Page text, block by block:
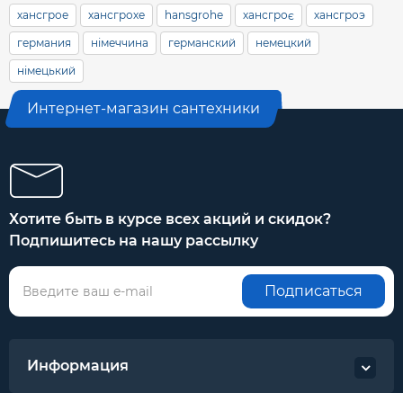
хансгрое хансгрохе hansgrohe хансгроє хансгроэ
германия німеччина германский немецкий
німецький
Интернет-магазин сантехники
Хотите быть в курсе всех акций и скидок?
Подпишитесь на нашу рассылку
Подписаться
Информация